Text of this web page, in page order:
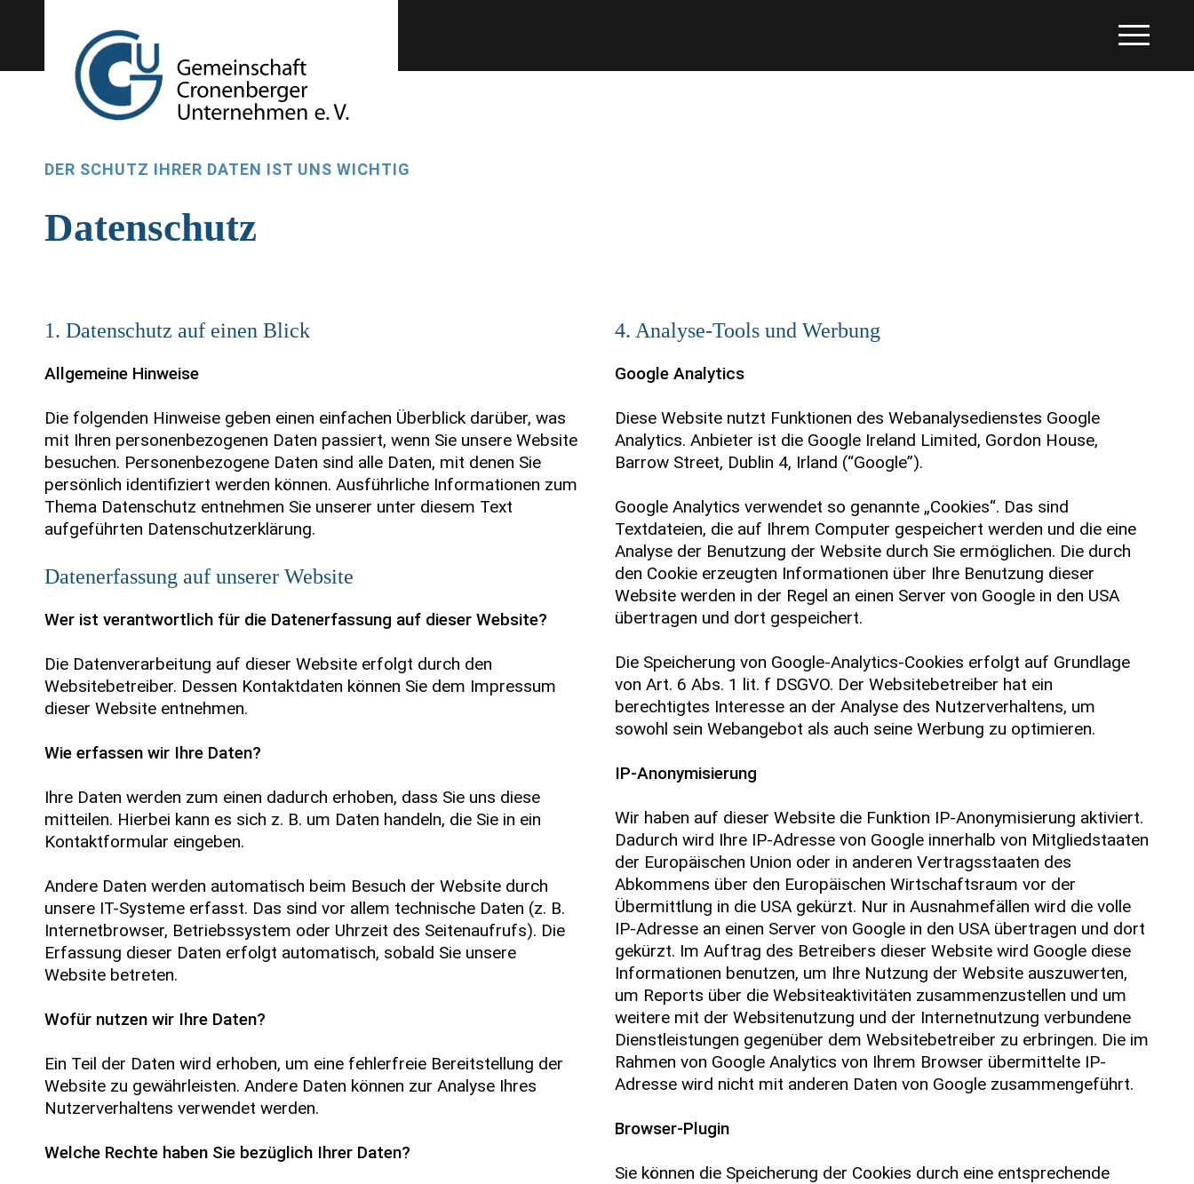
DER SCHUTZ IHRER DATEN IST UNS WICHTIG
Datenschutz
1. Datenschutz auf einen Blick
Allgemeine Hinweise
Die folgenden Hinweise geben einen einfachen Überblick darüber, was
mit Ihren personenbezogenen Daten passiert, wenn Sie unsere Website
besuchen. Personenbezogene Daten sind alle Daten, mit denen Sie
persönlich identifiziert werden können. Ausführliche Informationen zum
Thema Datenschutz entnehmen Sie unserer unter diesem Text
aufgeführten Datenschutzerklärung.
Datenerfassung auf unserer Website
Wer ist verantwortlich für die Datenerfassung auf dieser Website?
Die Datenverarbeitung auf dieser Website erfolgt durch den
Websitebetreiber. Dessen Kontaktdaten können Sie dem Impressum
dieser Website entnehmen.
Wie erfassen wir Ihre Daten?
Ihre Daten werden zum einen dadurch erhoben, dass Sie uns diese
mitteilen. Hierbei kann es sich z. B. um Daten handeln, die Sie in ein
Kontaktformular eingeben.
Andere Daten werden automatisch beim Besuch der Website durch
unsere IT-Systeme erfasst. Das sind vor allem technische Daten (z. B.
Internetbrowser, Betriebssystem oder Uhrzeit des Seitenaufrufs). Die
Erfassung dieser Daten erfolgt automatisch, sobald Sie unsere
Website betreten.
Wofür nutzen wir Ihre Daten?
Ein Teil der Daten wird erhoben, um eine fehlerfreie Bereitstellung der
Website zu gewährleisten. Andere Daten können zur Analyse Ihres
Nutzerverhaltens verwendet werden.
Welche Rechte haben Sie bezüglich Ihrer Daten?
4. Analyse-Tools und Werbung
Google Analytics
Diese Website nutzt Funktionen des Webanalysedienstes Google
Analytics. Anbieter ist die Google Ireland Limited, Gordon House,
Barrow Street, Dublin 4, Irland (“Google”).
Google Analytics verwendet so genannte „Cookies“. Das sind
Textdateien, die auf Ihrem Computer gespeichert werden und die eine
Analyse der Benutzung der Website durch Sie ermöglichen. Die durch
den Cookie erzeugten Informationen über Ihre Benutzung dieser
Website werden in der Regel an einen Server von Google in den USA
übertragen und dort gespeichert.
Die Speicherung von Google-Analytics-Cookies erfolgt auf Grundlage
von Art. 6 Abs. 1 lit. f DSGVO. Der Websitebetreiber hat ein
berechtigtes Interesse an der Analyse des Nutzerverhaltens, um
sowohl sein Webangebot als auch seine Werbung zu optimieren.
IP-Anonymisierung
Wir haben auf dieser Website die Funktion IP-Anonymisierung aktiviert.
Dadurch wird Ihre IP-Adresse von Google innerhalb von Mitgliedstaaten
der Europäischen Union oder in anderen Vertragsstaaten des
Abkommens über den Europäischen Wirtschaftsraum vor der
Übermittlung in die USA gekürzt. Nur in Ausnahmefällen wird die volle
IP-Adresse an einen Server von Google in den USA übertragen und dort
gekürzt. Im Auftrag des Betreibers dieser Website wird Google diese
Informationen benutzen, um Ihre Nutzung der Website auszuwerten,
um Reports über die Websiteaktivitäten zusammenzustellen und um
weitere mit der Websitenutzung und der Internetnutzung verbundene
Dienstleistungen gegenüber dem Websitebetreiber zu erbringen. Die im
Rahmen von Google Analytics von Ihrem Browser übermittelte IP-
Adresse wird nicht mit anderen Daten von Google zusammengeführt.
Browser-Plugin
Sie können die Speicherung der Cookies durch eine entsprechende